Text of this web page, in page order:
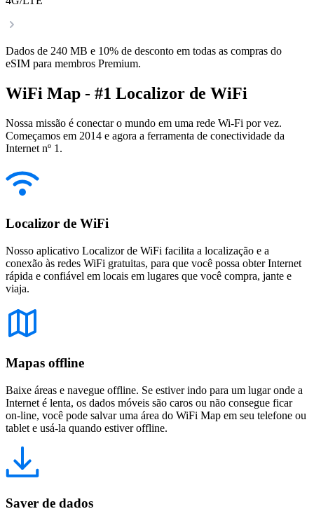
Dados de 240 MB e 10% de desconto em todas as compras do
eSIM para membros Premium.
WiFi Map - #1 Localizor de WiFi
Nossa missão é conectar o mundo em uma rede Wi-Fi por vez.
Começamos em 2014 e agora a ferramenta de conectividade da
Internet nº 1.
Localizor de WiFi
Nosso aplicativo Localizor de WiFi facilita a localização e a
conexão às redes WiFi gratuitas, para que você possa obter Internet
rápida e confiável em locais em lugares que você compra, jante e
viaja.
Mapas offline
Baixe áreas e navegue offline. Se estiver indo para um lugar onde a
Internet é lenta, os dados móveis são caros ou não consegue ficar
on-line, você pode salvar uma área do WiFi Map em seu telefone ou
tablet e usá-la quando estiver offline.
Saver de dados